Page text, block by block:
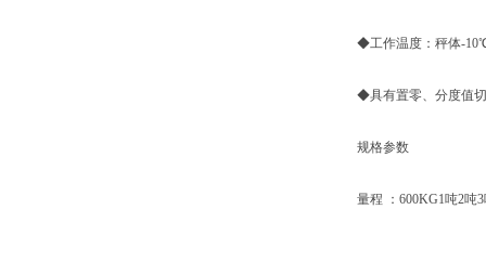
◆工作温度：秤体-
◆具有置零、分度值切
规格参数
量程 ：600KG1吨2吨3